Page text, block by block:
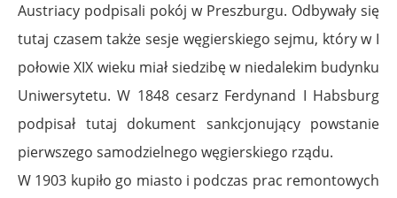
Austriacy podpisali pokój w Preszburgu. Odbywały się
tutaj czasem także sesje węgierskiego sejmu, który w I
połowie XIX wieku miał siedzibę w niedalekim budynku
Uniwersytetu. W 1848 cesarz Ferdynand I Habsburg
podpisał tutaj dokument sankcjonujący powstanie
pierwszego samodzielnego węgierskiego rządu.
W 1903 kupiło go miasto i podczas prac remontowych